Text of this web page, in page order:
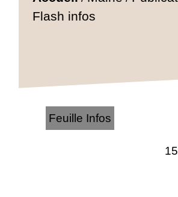
Flash infos
Feuille Infos